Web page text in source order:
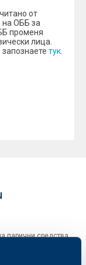
от
на ОББ за
променя
лица.
тук
парични средства